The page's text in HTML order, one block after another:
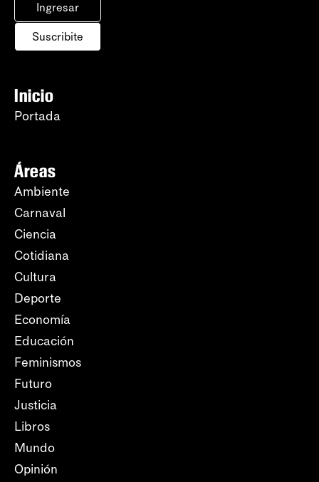
Ingresar
Suscribite
Inicio
Portada
Áreas
Ambiente
Carnaval
Ciencia
Cotidiana
Cultura
Deporte
Economía
Educación
Feminismos
Futuro
Justicia
Libros
Mundo
Opinión